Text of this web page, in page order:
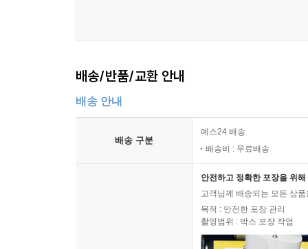
배송/반품/교환 안내
배송 안내
배송 구분
예스24 배송
배송비 : 무료배송
안전하고 정확한 포장을 위
고객님께 배송되는 모든 상
목적 : 안전한 포장 관리
촬영범위 : 박스 포장 작업